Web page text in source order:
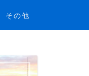
その他